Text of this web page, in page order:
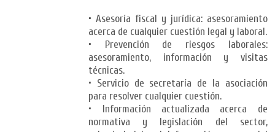
• Asesoría fiscal y jurídica: asesoramiento
acerca de cualquier cuestión legal y laboral.
• Prevención de riesgos laborales:
asesoramiento, información y visitas
técnicas.
• Servicio de secretaría de la asociación
para resolver cualquier cuestión.
• Información actualizada acerca de
normativa y legislación del sector,